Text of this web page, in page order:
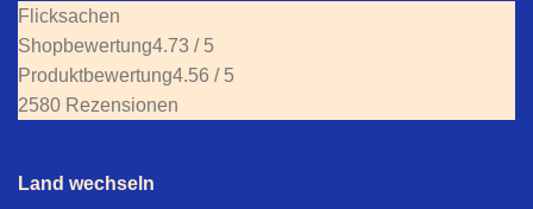
Flicksachen
Shopbewertung4.73 / 5
Produktbewertung4.56 / 5
2580 Rezensionen
Land wechseln